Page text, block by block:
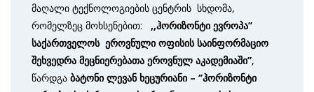
მაღალი ტექნოლოგიების ცენტრის სხდომა,
რომელზეც მოხსენებით: ,,ჰორიზონტი ევროპა’’
საქართველოს ეროვნული ოფისის საინფორმაციო
შეხვედრა მეცნიერებათა ეროვნულ აკადემიაში’’,
წარდგა ბატონი ლევან ხეცურიანი – ‘’ჰორიზონტი